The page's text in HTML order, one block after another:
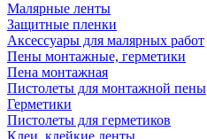
Малярные ленты
Защитные пленки
Аксессуары для малярных работ
Пены монтажные, герметики
Пена монтажная
Пистолеты для монтажной пены
Герметики
Пистолеты для герметиков
Клеи, клейкие ленты